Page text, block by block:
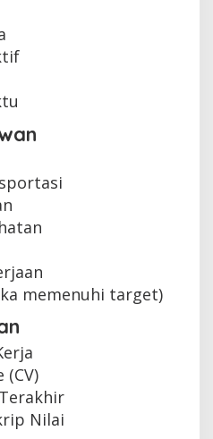
memenuhi target)
Nilai